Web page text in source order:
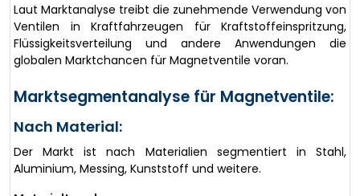
Laut Marktanalyse treibt die zunehmende Verwendung von
Ventilen in Kraftfahrzeugen für Kraftstoffeinspritzung,
Flüssigkeitsverteilung und andere Anwendungen die
globalen Marktchancen für Magnetventile voran.
Marktsegmentanalyse für Magnetventile:
Nach Material:
Der Markt ist nach Materialien segmentiert in Stahl,
Aluminium, Messing, Kunststoff und weitere.